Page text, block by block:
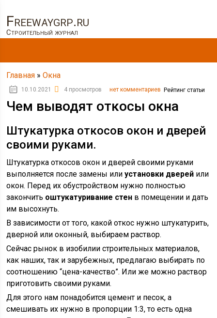
Freewaygrp.ru
Строительный журнал
Главная »Окна
10.10.2021 4 просмотров нет комментариев Рейтинг статьи
Чем выводят откосы окна
Штукатурка откосов окон и дверей
своими руками.
Штукатурка откосов окон и дверей своими руками
выполняется после замены илиустановки дверей или
окон. Перед их обустройством нужно полностью
закончить оштукатуривание стен в помещении и дать
им высохнуть.
В зависимости от того, какой откос нужно штукатурить,
дверной или оконный, выбираем раствор.
Сейчас рынок в изобилии строительных материалов,
как наших, так и зарубежных, предлагаю выбирать по
соотношению “цена-качество”. Или же можно раствор
приготовить своими руками.
Для этого нам понадобится цемент и песок, а
смешивать их нужно в пропорции 1:3, то есть одна